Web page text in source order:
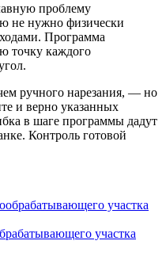
проблему
не нужно физически
Программа
точку каждого
ручного нарезания, — но
и верно указанных
в шаге программы дадут
Контроль готовой
участка